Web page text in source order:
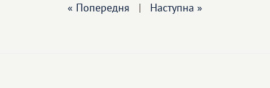
« Попередня | Наступна »